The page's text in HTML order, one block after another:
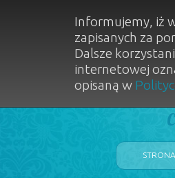
Informujemy, iż
zapisanych za
Dalsze
internetowej
opisaną w